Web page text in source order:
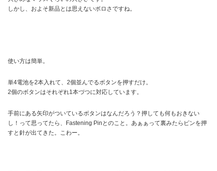
しかし、およそ新品とは思えないボロさですね。
使い方は簡単。
単4電池を2本入れて、2個並んでるボタンを押すだけ。
2個のボタンはそれぞれ1本づつに対応しています。
手前にある矢印がついているボタンはなんだろう？押しても何もおきない
し！って思ってたら、Fastening Pinとのこと。あぁぁって裏みたらピンを押
すと針が出てきた。こわー。